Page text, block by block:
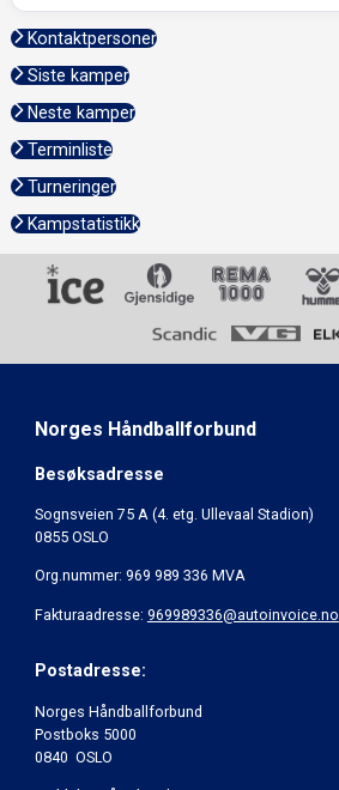
Kontaktpersoner
Siste kamper
Neste kamper
Terminliste
Turneringer
Kampstatistikk
Norges Håndballforbund
Besøksadresse
Sognsveien 75 A (4. etg. Ullevaal Stadion)
0855 OSLO
Org.nummer: 969 989 336 MVA
Fakturaadresse: 969989336@autoinvoice.no
Postadresse:
Norges Håndballforbund
Postboks 5000
0840 OSLO